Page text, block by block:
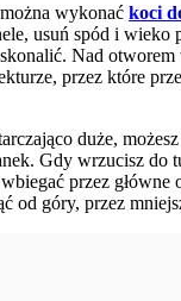
wykonać koci
usuń spód i wieko
Nad
przez które
duże,
Gdy wrzucisz do
przez główne
od góry, przez